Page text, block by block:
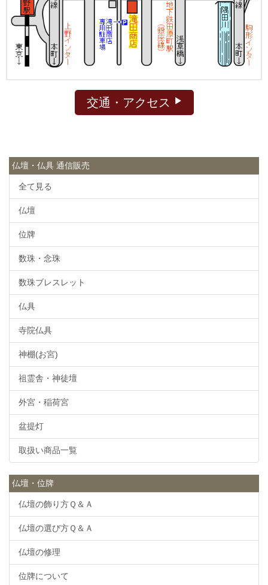
交通・アクセス
仏壇・仏具 通信販売
全て見る
仏壇
位牌
数珠・念珠
数珠ブレスレット
仏具
寺院仏具
神棚(お宮)
祖霊舎・神徒壇
外宮・稲荷宮
盆提灯
取扱い商品一覧
仏壇・位牌
仏壇の飾り方Ｑ＆Ａ
仏壇の選び方Ｑ＆Ａ
仏壇の修理
位牌について